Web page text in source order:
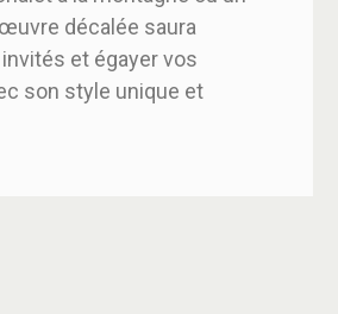
décalée saura
et égayer vos
son style unique et